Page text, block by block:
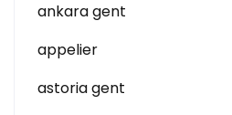
ankara gent
appelier
astoria gent